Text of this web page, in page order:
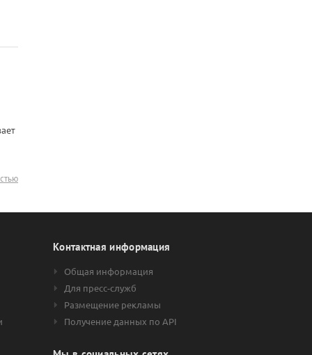
Контактная информация
Общая информация
Для пресс-служб
Размещение рекламы
Получение данных по API